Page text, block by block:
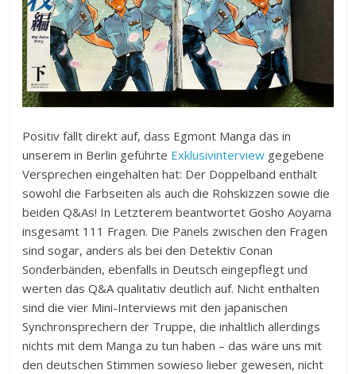
Positiv fällt direkt auf, dass Egmont Manga das in
unserem in Berlin geführte Exklusivinterview gegebene
Versprechen eingehalten hat: Der Doppelband enthält
sowohl die Farbseiten als auch die Rohskizzen sowie die
beiden Q&As! In Letzterem beantwortet Gosho Aoyama
insgesamt 111 Fragen. Die Panels zwischen den Fragen
sind sogar, anders als bei den Detektiv Conan
Sonderbänden, ebenfalls in Deutsch eingepflegt und
werten das Q&A qualitativ deutlich auf. Nicht enthalten
sind die vier Mini-Interviews mit den japanischen
Synchronsprechern der Truppe, die inhaltlich allerdings
nichts mit dem Manga zu tun haben – das wäre uns mit
den deutschen Stimmen sowieso lieber gewesen, nicht